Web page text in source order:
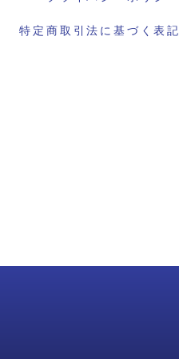
特定商取引法に基づく表記